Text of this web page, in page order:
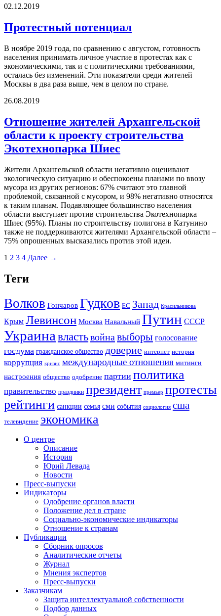
02.12.2019
Протестный потенциал
В ноябре 2019 года, по сравнению с августом, готовность
населения принимать личное участие в протестах как с
экономическими, так и с политическими требованиями,
осталась без изменений. Эти показатели среди жителей
Москвы в два раза выше, чем в целом по стране.
26.08.2019
Отношение жителей Архангельской
области к проекту строительства
Экотехнопарка Шиес
Жители Архангельской области негативно оценивают
экологическую ситуацию и обеспокоены планами по ввозу
мусора из других регионов: 67% считают это главной
проблемой, связанной с мусором, и 98% негативно относятся
к таким планам. Подавляющее большинство населения
области выступает против строительства Экотехнопарка
Шиес (95%). Планы по строительству полигона в Катунино
также не поддерживаются жителями Архангельской области –
75% опрошенных высказались против этой идеи.
1 2 3 4 Далее →
Теги
Волков Гончаров Гудков ЕС Запад Красильникова
Крым Левинсон Москва Навальный Путин СССР
Украина властьвойна выборы голосование
госдума гражданское общество доверие интернет история
коррупция кризис международные отношения митинги
настроения общество одобрение партии политика
правительство праздники президент премьер протесты
рейтинги санкции семья сми события социология сша
телевидение экономика
О центре
Описание
История
Юрий Левада
Новости
Пресс-выпуски
Индикаторы
Одобрение органов власти
Положение дел в стране
Социально-экономические индикаторы
Отношение к странам
Публикации
Сборник опросов
Аналитические отчеты
Журнал
Мнения экспертов
Пресс-выпуски
Заказчикам
Защита интеллектуальной собственности
Подбор данных